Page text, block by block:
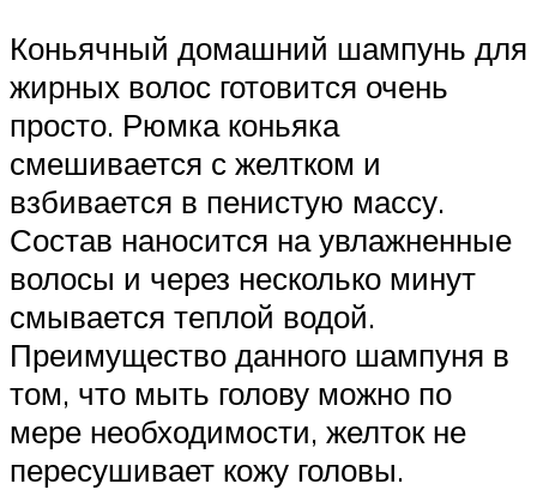
Коньячный домашний шампунь для
жирных волос готовится очень
просто. Рюмка коньяка
смешивается с желтком и
взбивается в пенистую массу.
Состав наносится на увлажненные
волосы и через несколько минут
смывается теплой водой.
Преимущество данного шампуня в
том, что мыть голову можно по
мере необходимости, желток не
пересушивает кожу головы.